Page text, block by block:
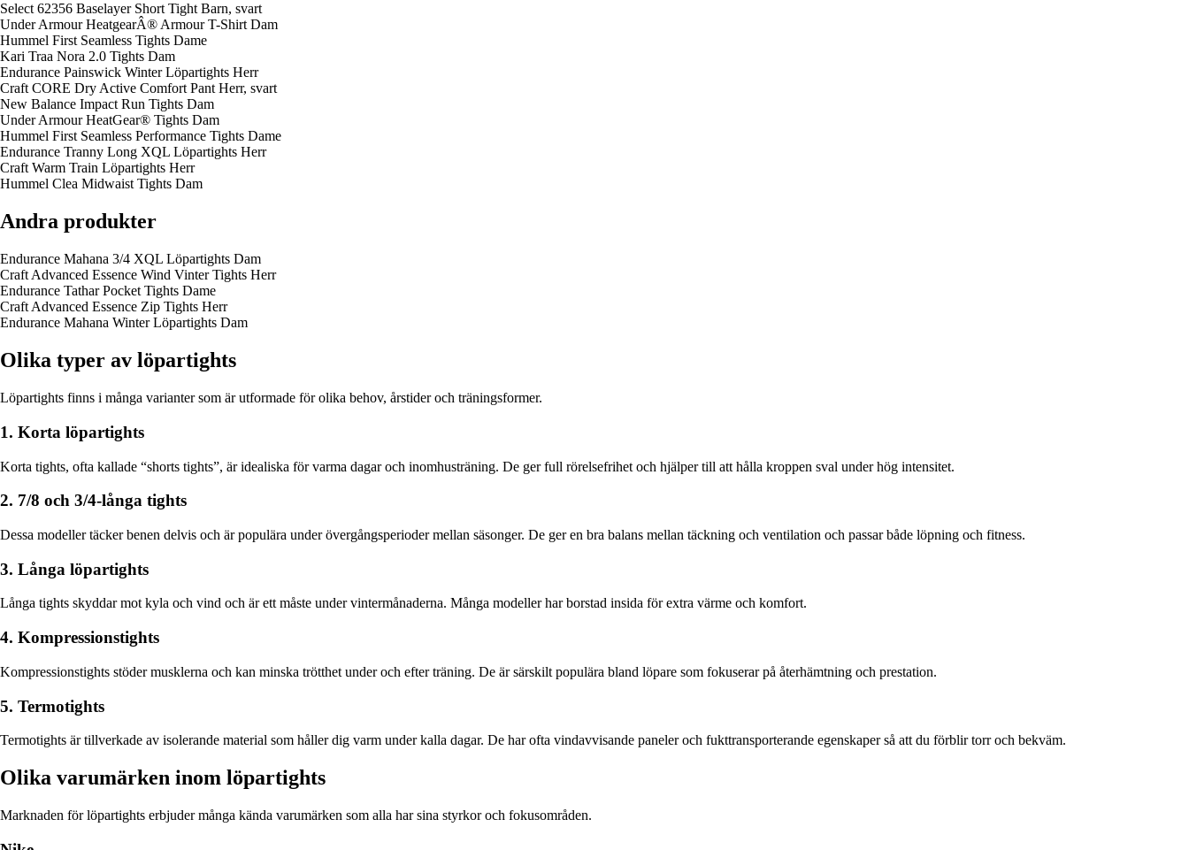
Select 62356 Baselayer Short Tight Barn, svart
Under Armour HeatgearÂ® Armour T-Shirt Dam
Hummel First Seamless Tights Dame
Kari Traa Nora 2.0 Tights Dam
Endurance Painswick Winter Löpartights Herr
Craft CORE Dry Active Comfort Pant Herr, svart
New Balance Impact Run Tights Dam
Under Armour HeatGear® Tights Dam
Hummel First Seamless Performance Tights Dame
Endurance Tranny Long XQL Löpartights Herr
Craft Warm Train Löpartights Herr
Hummel Clea Midwaist Tights Dam
Andra produkter
Endurance Mahana 3/4 XQL Löpartights Dam
Craft Advanced Essence Wind Vinter Tights Herr
Endurance Tathar Pocket Tights Dame
Craft Advanced Essence Zip Tights Herr
Endurance Mahana Winter Löpartights Dam
Olika typer av löpartights
Löpartights finns i många varianter som är utformade för olika behov, årstider och träningsformer.
1. Korta löpartights
Korta tights, ofta kallade “shorts tights”, är idealiska för varma dagar och inomhusträning. De ger full rörelsefrihet och hjälper till att hålla kroppen sval under hög intensitet.
2. 7/8 och 3/4-långa tights
Dessa modeller täcker benen delvis och är populära under övergångsperioder mellan säsonger. De ger en bra balans mellan täckning och ventilation och passar både löpning och fitness.
3. Långa löpartights
Långa tights skyddar mot kyla och vind och är ett måste under vintermånaderna. Många modeller har borstad insida för extra värme och komfort.
4. Kompressionstights
Kompressionstights stöder musklerna och kan minska trötthet under och efter träning. De är särskilt populära bland löpare som fokuserar på återhämtning och prestation.
5. Termotights
Termotights är tillverkade av isolerande material som håller dig varm under kalla dagar. De har ofta vindavvisande paneler och fukttransporterande egenskaper så att du förblir torr och bekväm.
Olika varumärken inom löpartights
Marknaden för löpartights erbjuder många kända varumärken som alla har sina styrkor och fokusområden.